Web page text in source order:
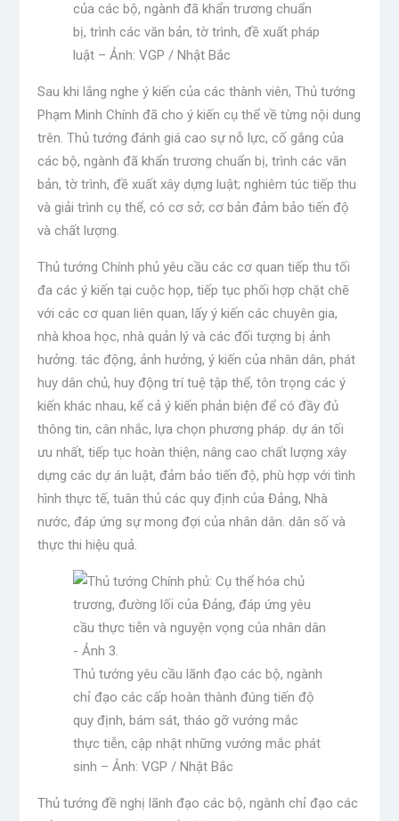
của các bộ, ngành đã khẩn trương chuẩn
bị, trình các văn bản, tờ trình, đề xuất pháp
luật – Ảnh: VGP / Nhật Bắc
Sau khi lắng nghe ý kiến ​​của các thành viên, Thủ tướng
Phạm Minh Chính đã cho ý kiến ​​cụ thể về từng nội dung
trên. Thủ tướng đánh giá cao sự nỗ lực, cố gắng của
các bộ, ngành đã khẩn trương chuẩn bị, trình các văn
bản, tờ trình, đề xuất xây dựng luật; nghiêm túc tiếp thu
và giải trình cụ thể, có cơ sở; cơ bản đảm bảo tiến độ
và chất lượng.
Thủ tướng Chính phủ yêu cầu các cơ quan tiếp thu tối
đa các ý kiến ​​tại cuộc họp, tiếp tục phối hợp chặt chẽ
với các cơ quan liên quan, lấy ý kiến ​​các chuyên gia,
nhà khoa học, nhà quản lý và các đối tượng bị ảnh
hưởng. tác động, ảnh hưởng, ý kiến ​​của nhân dân, phát
huy dân chủ, huy động trí tuệ tập thể, tôn trọng các ý
kiến ​​khác nhau, kể cả ý kiến ​​phản biện để có đầy đủ
thông tin, cân nhắc, lựa chọn phương pháp. dự án tối
ưu nhất, tiếp tục hoàn thiện, nâng cao chất lượng xây
dựng các dự án luật, đảm bảo tiến độ, phù hợp với tình
hình thực tế, tuân thủ các quy định của Đảng, Nhà
nước, đáp ứng sự mong đợi của nhân dân. dân số và
thực thi hiệu quả.
Thủ tướng yêu cầu lãnh đạo các bộ, ngành
chỉ đạo các cấp hoàn thành đúng tiến độ
quy định, bám sát, tháo gỡ vướng mắc
thực tiễn, cập nhật những vướng mắc phát
sinh – Ảnh: VGP / Nhật Bắc
Thủ tướng đề nghị lãnh đạo các bộ, ngành chỉ đạo các